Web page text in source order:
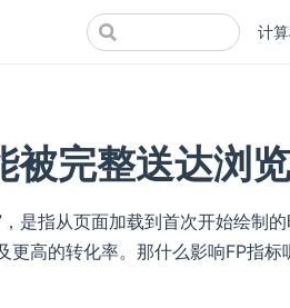
计
被完整送达浏
是指从页面加载到首次开始绘制
高的转化率。那什么影响FP指